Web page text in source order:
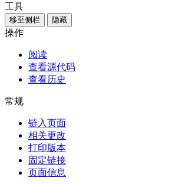
工具
移至侧栏 隐藏
操作
阅读
查看源代码
查看历史
常规
链入页面
相关更改
打印版本
固定链接
页面信息